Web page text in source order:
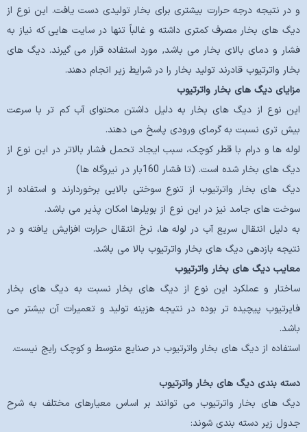
و در نتیجه درجه حرارت بیشتری برای بخار تولیدی دست یافت. این نوع از
دیگ های بخار مصرف کمتری داشته و غالباً تنها در سایت هایی که نیاز به
فشار و دمای بالای بخار می باشد, مورد استفاده قرار می گیرند. دیگ های
بخار واترتیوب قادرند تولید بخار را در شرایط زیر انجام دهند.
مزایای دیگ های بخار واترتیوب
این نوع از دیگ های بخار به دلیل داشتن محتوای آب کم تر با سرعت
بیش تری نسبت به گرمای ورودی پاسخ می دهند.
لوله ها و درام با قطر کوچک، سبب ایجاد تحمل فشار بالاتر در این نوع از
دیگ های بخار شده است. (تا فشار 160بار در نیروگاه ها)
دیگ های بخار واترتیوب از تنوع سوختی بالایی برخوردارند و استفاده از
سوخت های جامد نیز در این نوع از بویلرها امکان پذیر می باشد.
به دلیل انتقال سریع آب در لوله ها، نرخ انتقال حرارت افزایش یافته و در
نتیجه بازدهی دیگ های بخار واترتیوب بالا می باشد.
معایب دیگ های بخار واترتیوب
ساختار و عملکرد این نوع از دیگ های بخار نسبت به دیگ های بخار
فایرتیوب پیچیده تر بوده در نتیجه هزینه تولید و تعمیرات آن بیشتر می
باشد.
استفاده از دیگ های بخار واترتیوب در صنایع متوسط و کوچک رایج نیست.
دسته بندی دیگ های بخار واترتیوب
دیگ های بخار واترتیوب می توانند بر اساس معیارهای مختلف به شرح
جدول زیر دسته بندی شوند: